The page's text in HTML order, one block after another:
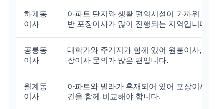
하계동
이사
아파트 단지와 생활 편의시설이 가까워 가
반 포장이사가 많이 진행되는 지역입니다.
공릉동
이사
대학가와 주거지가 함께 있어 원룸이사, 소
장이사 문의가 많은 편입니다.
월계동
이사
아파트와 빌라가 혼재되어 있어 포장이사와
건을 함께 비교해야 합니다.